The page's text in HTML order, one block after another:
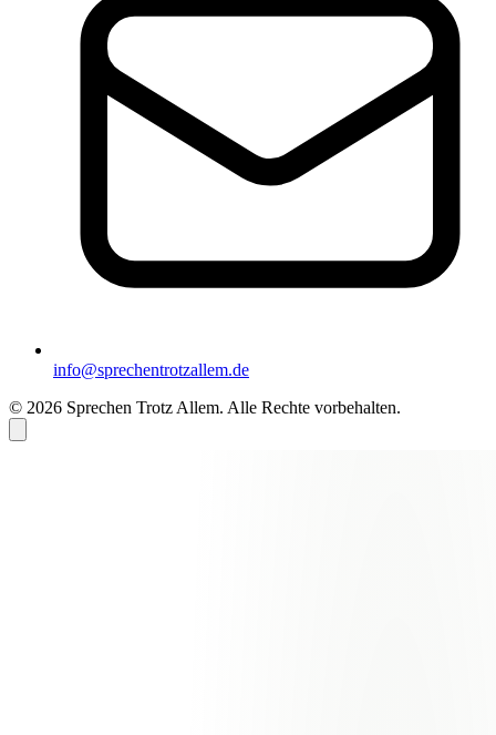
info@sprechentrotzallem.de
© 2026 Sprechen Trotz Allem. Alle Rechte vorbehalten.